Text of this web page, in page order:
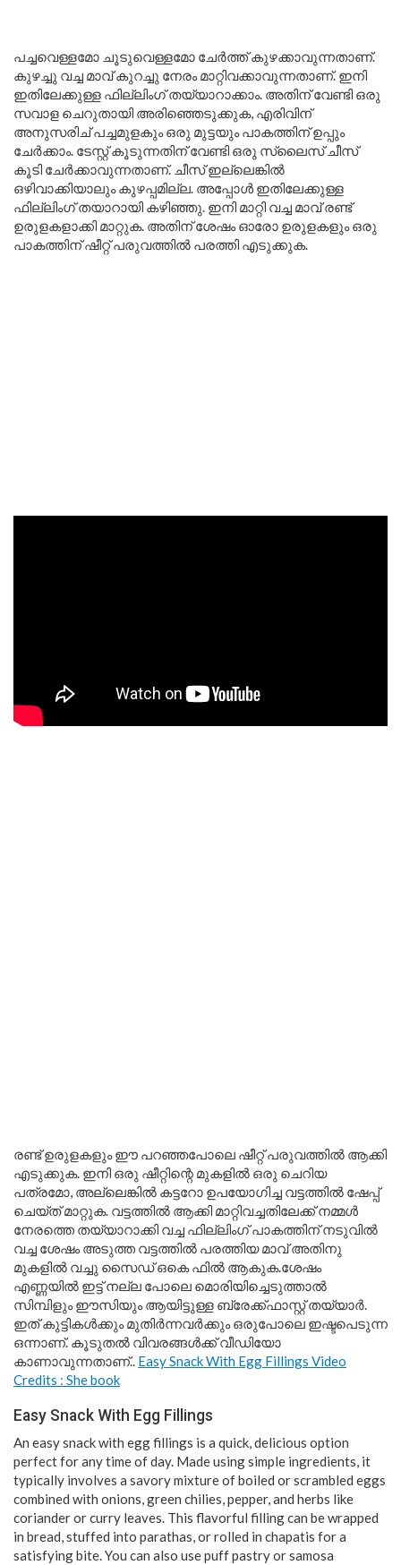
പച്ചവെള്ളമോ ചൂടുവെള്ളമോ ചേർത്ത് കുഴക്കാവുന്നതാണ്.
കുഴച്ചു വച്ച മാവ് കുറച്ചു നേരം മാറ്റിവക്കാവുന്നതാണ്. ഇനി
ഇതിലേക്കുള്ള ഫില്ലിംഗ് തയ്യാറാക്കാം. അതിന് വേണ്ടി ഒരു
സവാള ചെറുതായി അരിഞ്ഞെടുക്കുക, എരിവിന്
അനുസരിച് പച്ചമുളകും ഒരു മുട്ടയും പാകത്തിന് ഉപ്പും
ചേർക്കാം. ടേസ്റ്റ് കൂടുന്നതിന് വേണ്ടി ഒരു സ്ലൈസ് ചീസ്
കൂടി ചേർക്കാവുന്നതാണ്. ചീസ് ഇല്ലെങ്കിൽ
ഒഴിവാക്കിയാലും കുഴപ്പമില്ല. അപ്പോൾ ഇതിലേക്കുള്ള
ഫില്ലിംഗ് തയാറായി കഴിഞ്ഞു. ഇനി മാറ്റി വച്ച മാവ് രണ്ട്
ഉരുളകളാക്കി മാറ്റുക. അതിന് ശേഷം ഓരോ ഉരുളകളും ഒരു
പാകത്തിന് ഷീറ്റ് പരുവത്തിൽ പരത്തി എടുക്കുക.
രണ്ട് ഉരുളകളും ഈ പറഞ്ഞപോലെ ഷീറ്റ് പരുവത്തിൽ ആക്കി
എടുക്കുക. ഇനി ഒരു ഷീറ്റിന്റെ മുകളിൽ ഒരു ചെറിയ
പത്രമോ, അല്ലെങ്കിൽ കട്ടറോ ഉപയോഗിച്ച വട്ടത്തിൽ ഷേപ്പ്
ചെയ്ത് മാറ്റുക. വട്ടത്തിൽ ആക്കി മാറ്റിവച്ചതിലേക്ക് നമ്മൾ
നേരത്തെ തയ്യാറാക്കി വച്ച ഫില്ലിംഗ് പാകത്തിന് നടുവിൽ
വച്ച ശേഷം അടുത്ത വട്ടത്തിൽ പരത്തിയ മാവ് അതിനു
മുകളിൽ വച്ചു സൈഡ് ഒകെ ഫിൽ ആകുക.ശേഷം
എണ്ണയിൽ ഇട്ട് നല്ല പോലെ മൊരിയിച്ചെടുത്താൽ
സിമ്പിളും ഈസിയും ആയിട്ടുള്ള ബ്രേക്ക്‌ഫാസ്റ്റ് തയ്യാർ.
ഇത് കുട്ടികൾക്കും മുതിർന്നവർക്കും ഒരുപോലെ ഇഷ്ടപെടുന്ന
ഒന്നാണ്. കൂടുതൽ വിവരങ്ങൾക്ക് വീഡിയോ
കാണാവുന്നതാണ്.. Easy Snack With Egg Fillings Video
Credits : She book
Easy Snack With Egg Fillings
An easy snack with egg fillings is a quick, delicious option
perfect for any time of day. Made using simple ingredients, it
typically involves a savory mixture of boiled or scrambled eggs
combined with onions, green chilies, pepper, and herbs like
coriander or curry leaves. This flavorful filling can be wrapped
in bread, stuffed into parathas, or rolled in chapatis for a
satisfying bite. You can also use puff pastry or samosa